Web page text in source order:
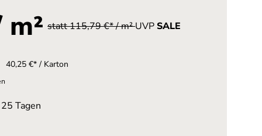
statt 115,79 €* / m²UVPSALE
40,25 €* / Karton
Tagen